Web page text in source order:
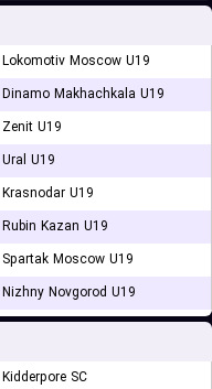
Lokomotiv Moscow U19
Dinamo Makhachkala U19
Zenit U19
Ural U19
Krasnodar U19
Rubin Kazan U19
Spartak Moscow U19
Nizhny Novgorod U19
Kidderpore SC